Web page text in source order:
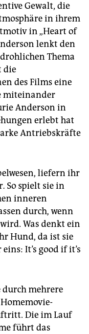
Gewalt, die
in ihrem
in „Heart of
lenkt den
Thema
die
des Films eine
miteinander
Anderson in
erlebt hat
Antriebskräfte
liefern ihr
So spielt sie in
inneren
durch, wenn
Was denkt ein
Hund, da ist sie
It’s good if it’s
durch mehrere
Die im Lauf
führt das